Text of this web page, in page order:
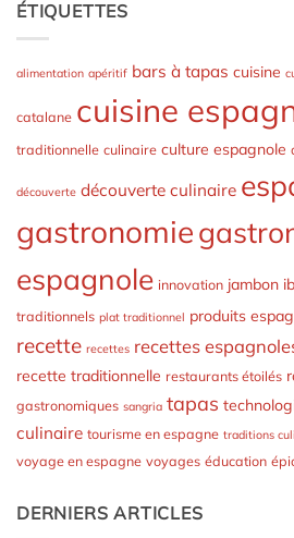
ÉTIQUETTES
alimentation apéritif bars à tapas cuisine
catalane cuisine
traditionnelle culinaire culture espagnole
découverte découverte culinaire
gastronomie
espagnole innovation jambon
traditionnels plat traditionnel produits
recette recettes recettes
recette traditionnelle restaurants étoilés
gastronomiques sangria tapas
culinaire tourisme en espagne traditions
voyage en espagne voyages éducation
DERNIERS ARTICLES